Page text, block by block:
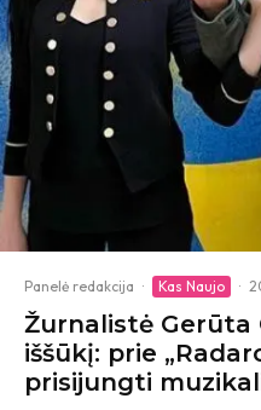
Panelė redakcija · Kas Naujo ·
Žurnalistė Gerūta
iššūkį: prie
prisijungti